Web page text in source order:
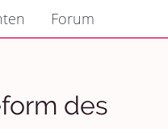
Forum
des